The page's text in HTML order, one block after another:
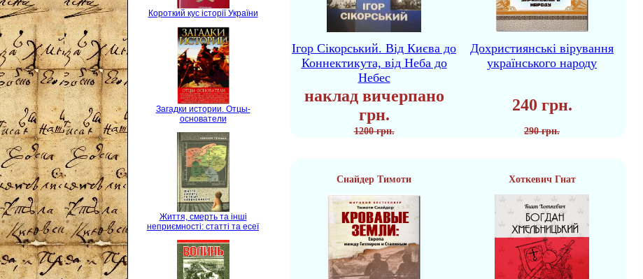
Короткий кус історії України
Загадки истории. Отцы-
основатели
Життя, смерть та інші
неприємності: статті та есеї
Ігор Сікорський. Від Києва до
Коннектикута, від Неба до
Небес
Дохристиянські вірування
українського народу
наклад вичерпано
грн.
240 грн.
1200 грн. 290 грн.
Снайдер Тимоти Хоткевич Гнат